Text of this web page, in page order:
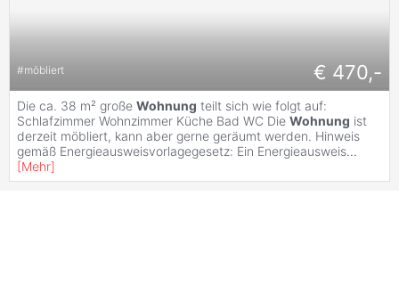
#möbliert € 470,-
Die ca. 38 m² große Wohnung teilt sich wie folgt auf:
Schlafzimmer Wohnzimmer Küche Bad WC Die Wohnung ist
derzeit möbliert, kann aber gerne geräumt werden. Hinweis
gemäß Energieausweisvorlagegesetz: Ein Energieausweis...
[Mehr]